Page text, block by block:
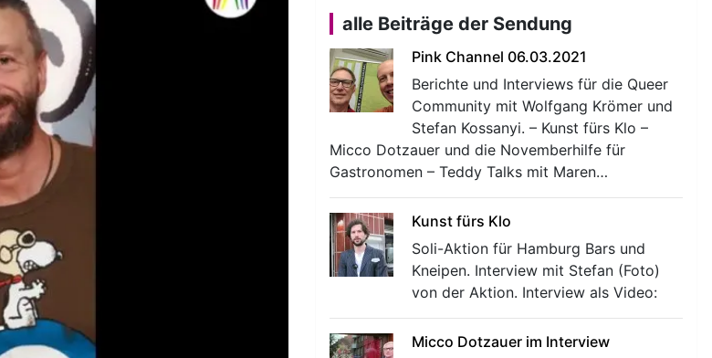
alle Beiträge der Sendung
Pink Channel 06.03.2021
Berichte und Interviews für die Queer
Community mit Wolfgang Krömer und
Stefan Kossanyi. – Kunst fürs Klo –
Micco Dotzauer und die Novemberhilfe für
Gastronomen – Teddy Talks mit Maren…
Kunst fürs Klo
Soli-Aktion für Hamburg Bars und
Kneipen. Interview mit Stefan (Foto)
von der Aktion. Interview als Video:
Micco Dotzauer im Interview